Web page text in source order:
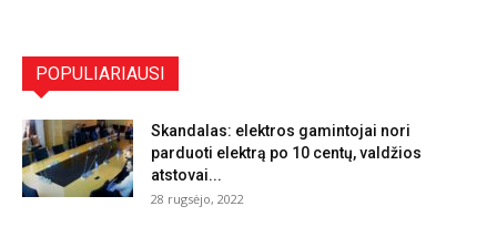
POPULIARIAUSI
Skandalas: elektros gamintojai nori
parduoti elektrą po 10 centų, valdžios
atstovai...
28 rugsėjo, 2022